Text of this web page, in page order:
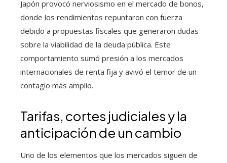
Japón provocó nerviosismo en el mercado de bonos,
donde los rendimientos repuntaron con fuerza
debido a propuestas fiscales que generaron dudas
sobre la viabilidad de la deuda pública. Este
comportamiento sumó presión a los mercados
internacionales de renta fija y avivó el temor de un
contagio más amplio.
Tarifas, cortes judiciales y la
anticipación de un cambio
Uno de los elementos que los mercados siguen de